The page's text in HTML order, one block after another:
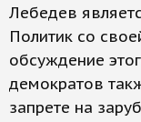
Лебедев
Политик со
обсуждение
демократов
запрете на